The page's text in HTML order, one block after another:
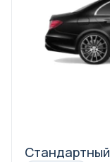
Стандартный